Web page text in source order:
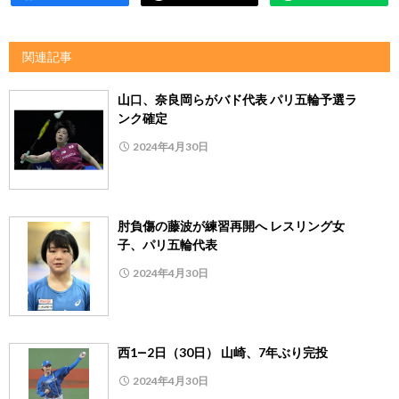
関連記事
山口、奈良岡らがバド代表 パリ五輪予選ラ
ンク確定
2024年4月30日
肘負傷の藤波が練習再開へ レスリング女
子、パリ五輪代表
2024年4月30日
西1―2日（30日） 山崎、7年ぶり完投
2024年4月30日